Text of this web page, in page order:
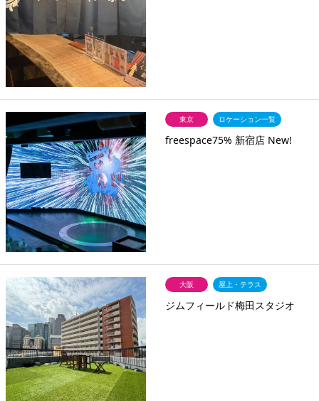
東京 ロケーション一覧
freespace75% 新宿店 New!
大阪 屋上・テラス
ジムフィールド梅田スタジオ